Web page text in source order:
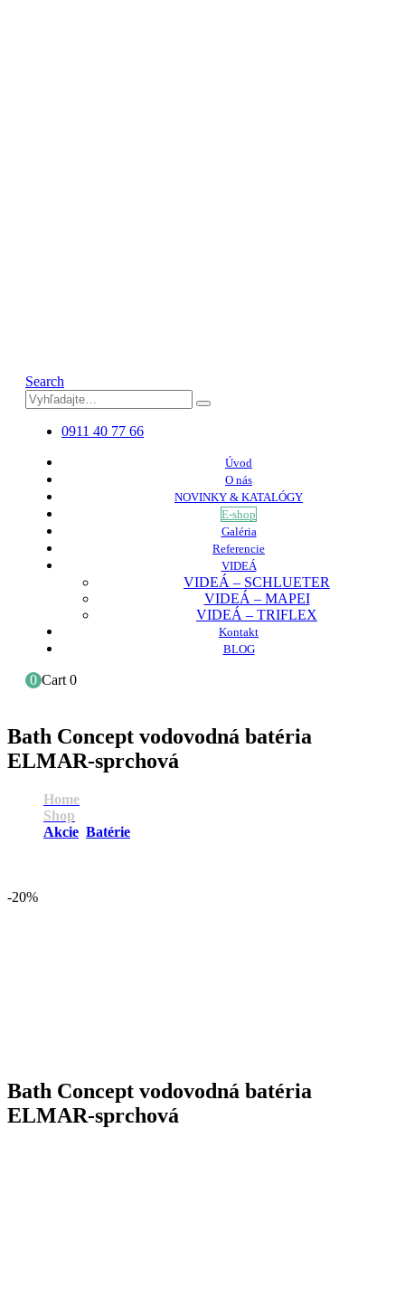
Search
0911 40 77 66
Úvod
O nás
NOVINKY & KATALÓGY
E-shop
Galéria
Referencie
VIDEÁ
VIDEÁ – SCHLUETER
VIDEÁ – MAPEI
VIDEÁ – TRIFLEX
Kontakt
BLOG
0 Cart 0
Bath Concept vodovodná batéria
ELMAR-sprchová
Home
Shop
Akcie Batérie
-20%
Bath Concept vodovodná batéria
ELMAR-sprchová